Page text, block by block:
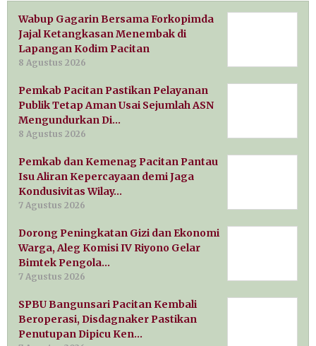
Wabup Gagarin Bersama Forkopimda
Jajal Ketangkasan Menembak di
Lapangan Kodim Pacitan
8 Agustus 2026
Pemkab Pacitan Pastikan Pelayanan
Publik Tetap Aman Usai Sejumlah ASN
Mengundurkan Di…
8 Agustus 2026
Pemkab dan Kemenag Pacitan Pantau
Isu Aliran Kepercayaan demi Jaga
Kondusivitas Wilay…
7 Agustus 2026
Dorong Peningkatan Gizi dan Ekonomi
Warga, Aleg Komisi IV Riyono Gelar
Bimtek Pengola…
7 Agustus 2026
SPBU Bangunsari Pacitan Kembali
Beroperasi, Disdagnaker Pastikan
Penutupan Dipicu Ken…